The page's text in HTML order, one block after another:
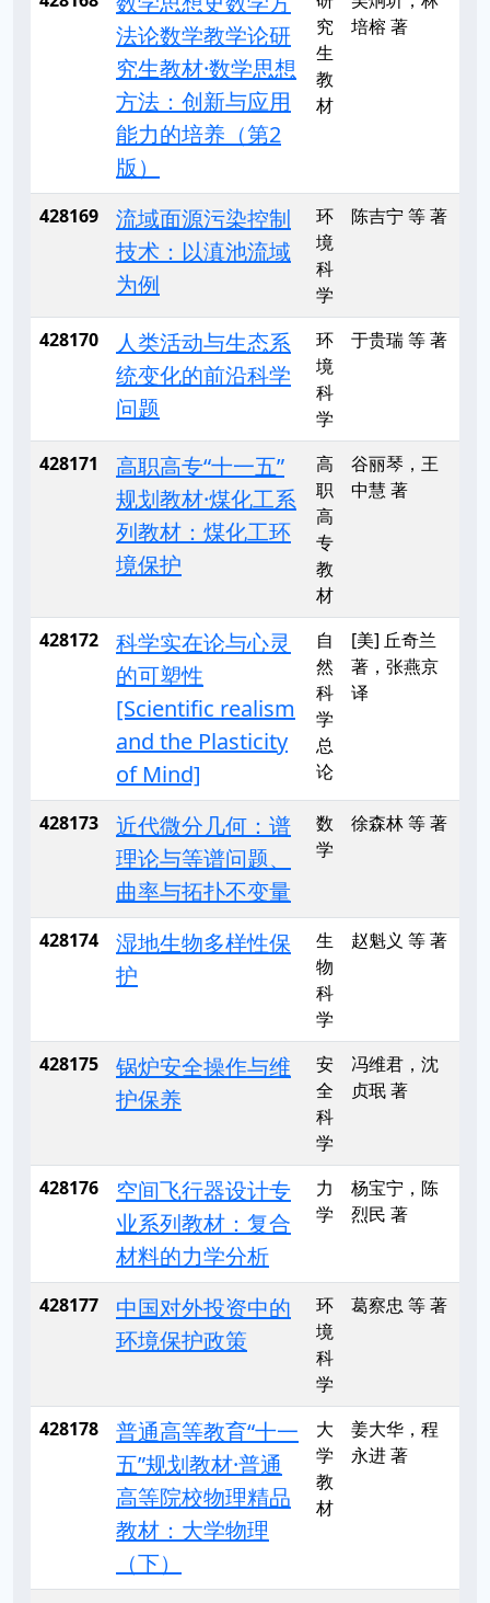
法论数学教学论研
究生教材·数学思想
方法：创新与应用
能力的培养（第2
版）
究
生
教
材
培榕 著
428169
流域面源污染控制
技术：以滇池流域
为例
环
境
科
学
陈吉宁 等 著
428170
人类活动与生态系
统变化的前沿科学
问题
环
境
科
学
于贵瑞 等 著
428171
高职高专“十一五”
规划教材·煤化工系
列教材：煤化工环
境保护
高
职
高
专
教
材
谷丽琴，王
中慧 著
428172
科学实在论与心灵
的可塑性
[Scientific realism
and the Plasticity
of Mind]
自
然
科
学
总
论
[美] 丘奇兰
著，张燕京
译
428173
近代微分几何：谱
理论与等谱问题、
曲率与拓扑不变量
数
学
徐森林 等 著
428174
湿地生物多样性保
护
生
物
科
学
赵魁义 等 著
428175
锅炉安全操作与维
护保养
安
全
科
学
冯维君，沈
贞珉 著
428176
空间飞行器设计专
业系列教材：复合
材料的力学分析
力
学
杨宝宁，陈
烈民 著
428177
中国对外投资中的
环境保护政策
环
境
科
学
葛察忠 等 著
428178
普通高等教育“十一
五”规划教材·普通
高等院校物理精品
教材：大学物理
（下）
大
学
教
材
姜大华，程
永进 著